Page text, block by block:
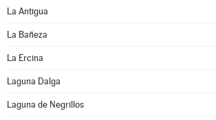
La Antigua
La Bañeza
La Ercina
Laguna Dalga
Laguna de Negrillos